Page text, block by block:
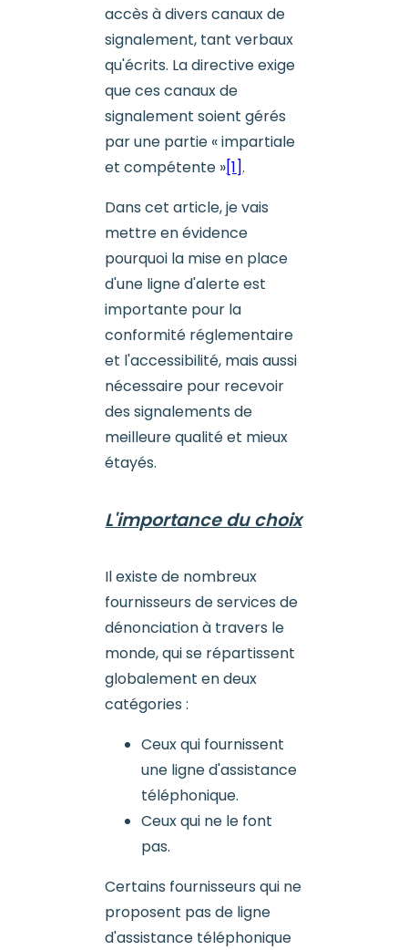
accès à divers canaux de
signalement, tant verbaux
qu'écrits. La directive exige
que ces canaux de
signalement soient gérés
par une partie « impartiale
et compétente »[1].
Dans cet article, je vais
mettre en évidence
pourquoi la mise en place
d'une ligne d'alerte est
importante pour la
conformité réglementaire
et l'accessibilité, mais aussi
nécessaire pour recevoir
des signalements de
meilleure qualité et mieux
étayés.
L'importance du choix
Il existe de nombreux
fournisseurs de services de
dénonciation à travers le
monde, qui se répartissent
globalement en deux
catégories :
Ceux qui fournissent
une ligne d'assistance
téléphonique.
Ceux qui ne le font
pas.
Certains fournisseurs qui ne
proposent pas de ligne
d'assistance téléphonique